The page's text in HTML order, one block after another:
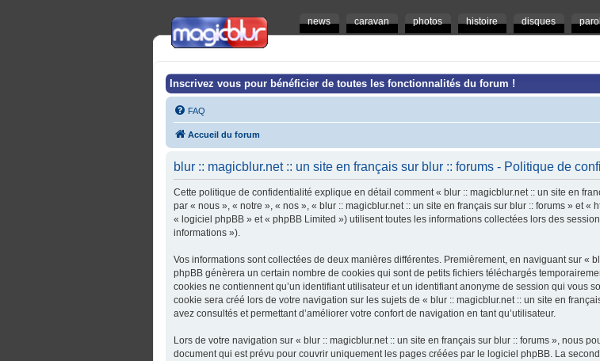
news caravan photos histoire disques
Inscrivez vous pour bénéficier de toutes les fonctionnalités du forum !
FAQ
Accueil du forum
blur :: magicblur.net :: un site en français sur blur :: forums - Politique de
Cette politique de confidentialité explique en détail comment « blur :: magicblur.net :: un site en
par « nous », « notre », « nos », « blur :: magicblur.net :: un site en français sur blur :: forums » et
« logiciel phpBB » et « phpBB Limited ») utilisent toutes les informations collectées lors des
informations »).
Vos informations sont collectées de deux manières différentes. Premièrement, en naviguant sur «
phpBB génèrera un certain nombre de cookies qui sont de petits fichiers téléchargés
cookies ne contiennent qu’un identifiant utilisateur et un identifiant anonyme de session qui vous
cookie sera créé lors de votre navigation sur les sujets de « blur :: magicblur.net :: un site en
avez consultés et permettant d’améliorer votre confort de navigation en tant qu’utilisateur.
Lors de votre navigation sur « blur :: magicblur.net :: un site en français sur blur :: forums », nous
document qui est prévu pour couvrir uniquement les pages créées par le logiciel phpBB. La